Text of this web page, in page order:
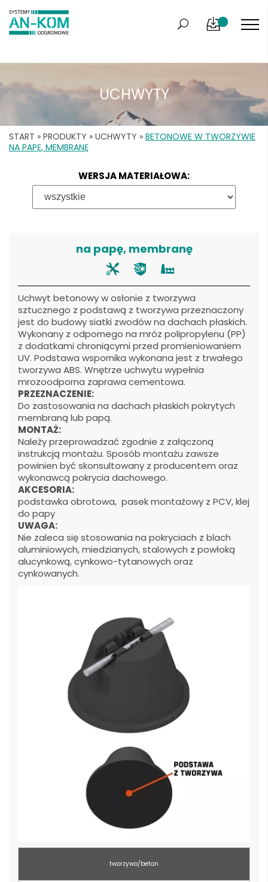
UCHWYTY
START » PRODUKTY » UCHWYTY » BETONOWE W TWORZYWIE
NA PAPĘ, MEMBRANĘ
na papę, membranę
Uchwyt betonowy w osłonie z tworzywa
sztucznego z podstawą z tworzywa przeznaczony
jest do budowy siatki zwodów na dachach płaskich.
Wykonany z odpornego na mróz polipropylenu (PP)
z dodatkami chroniącymi przed promieniowaniem
UV. Podstawa wspornika wykonana jest z trwałego
tworzywa ABS. Wnętrze uchwytu wypełnia
mrozoodporna zaprawa cementowa.
PRZEZNACZENIE:
Do zastosowania na dachach płaskich pokrytych
membraną lub papą.
MONTAŻ:
Należy przeprowadzać zgodnie z załączoną
instrukcją montażu. Sposób montażu zawsze
powinien być skonsultowany z producentem oraz
wykonawcą pokrycia dachowego.
AKCESORIA:
podstawka obrotowa, pasek montażowy z PCV, klej
do papy
UWAGA:
Nie zaleca się stosowania na pokryciach z blach
aluminiowych, miedzianych, stalowych z powłoką
alucynkową, cynkowo-tytanowych oraz
cynkowanych.
tworzywo/beton
WERSJA MATERIAŁOWA: